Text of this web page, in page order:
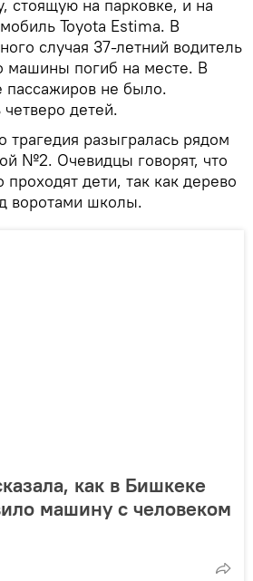
стоящую на парковке, и на
Toyota Estima. В
случая 37-летний водитель
погиб на месте. В
пассажиров не было.
детей.
трагедия разыгралась рядом
№2. Очевидцы говорят, что
проходят дети, так как дерево
воротами школы.
как в Бишкеке
машину с человеком